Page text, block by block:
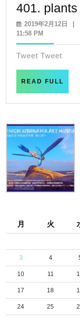
401.
2019年2月12日
2019
日
11:58 PM
Tweet Tweet
READ FULL
月 火
3 4
10 11
17 18
24 25